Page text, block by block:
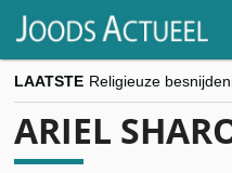
LAATSTE
ARIEL